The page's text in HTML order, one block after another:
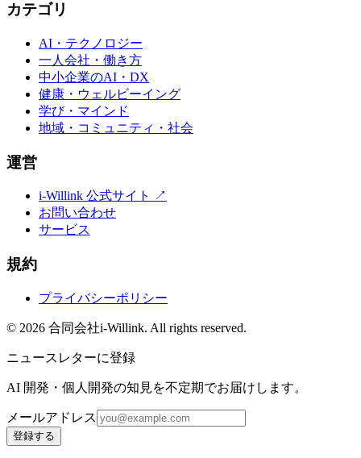
カテゴリ
AI・テクノロジー
一人会社・働き方
中小企業のAI・DX
健康・ウェルビーイング
学び・マインド
地域・コミュニティ・社会
運営
i-Willink 公式サイト ↗
お問い合わせ
サービス
規約
プライバシーポリシー
© 2026 合同会社i-Willink. All rights reserved.
ニュースレターに登録
AI 開発・個人開発の知見を不定期でお届けします。
メールアドレス
登録する